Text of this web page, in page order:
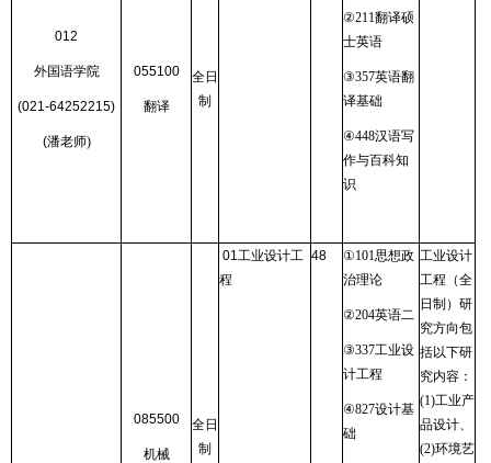
012
外国语学院
(021-64252215)
(潘老师)
055100
翻译
全日
制
②211翻译硕
士英语
③357英语翻
译基础
④448汉语写
作与百科知
识
085500
机械
全日
制
01工业设计工
程
48 ①101思想政
治理论
②204英语二
③337工业设
计工程
④827设计基
础
工业设计
工程（全
日制）研
究方向包
括以下研
究内容：
(1)工业产
品设计、
(2)环境艺